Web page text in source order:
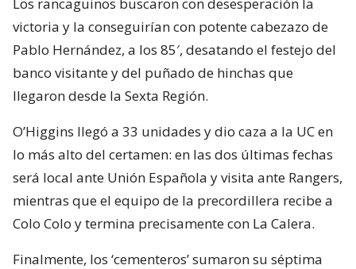
victoria y la conseguirían con potente cabezazo de
Pablo Hernández, a los 85′, desatando el festejo del
banco visitante y del puñado de hinchas que
llegaron desde la Sexta Región.
O’Higgins llegó a 33 unidades y dio caza a la UC en
lo más alto del certamen: en las dos últimas fechas
será local ante Unión Española y visita ante Rangers,
mientras que el equipo de la precordillera recibe a
Colo Colo y termina precisamente con La Calera.
Finalmente, los ‘cementeros’ sumaron su séptima